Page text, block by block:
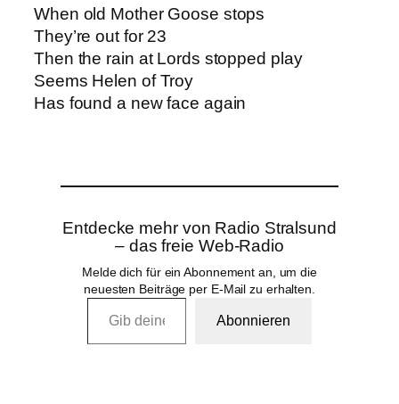
When old Mother Goose stops
They’re out for 23
Then the rain at Lords stopped play
Seems Helen of Troy
Has found a new face again
Entdecke mehr von Radio Stralsund
– das freie Web-Radio
Melde dich für ein Abonnement an, um die
neuesten Beiträge per E-Mail zu erhalten.
Gib deine E-Mail-Adresse ein …
Abonnieren